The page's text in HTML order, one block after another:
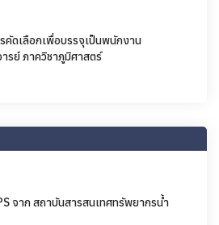
คัดเลือกเพื่อบรรจุเป็นพนักงาน
รย์ ภาควิชาภูมิศาสตร์
จาก สถาบันสารสนเทศทรัพยากรน้ำ